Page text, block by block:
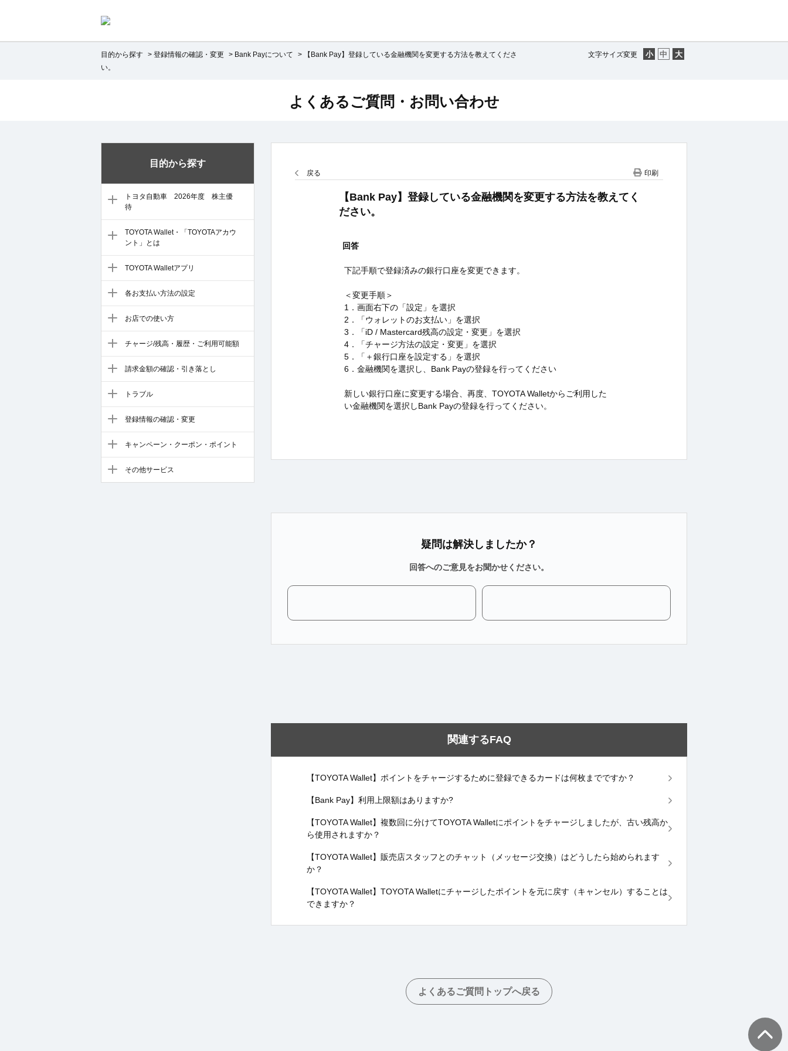
文字サイズ変更
目的から探す > 登録情報の確認・変更 > Bank Payについて >
【Bank Pay】登録している金融機関を変更する方法を教えてくださ
い。
目的から探す
トヨタ自動車 2026年度 株主優
待
TOYOTA Wallet・「TOYOTAアカウ
ント」とは
TOYOTA Walletアプリ
各お支払い方法の設定
お店での使い方
チャージ/残高・履歴・ご利用可能額
請求金額の確認・引き落とし
トラブル
登録情報の確認・変更
キャンペーン・クーポン・ポイント
その他サービス
よくあるご質問・お問い合わせ
戻る 印刷
【Bank Pay】登録している金融機関を変更する方法を教えてく
ださい。
回答
下記手順で登録済みの銀行口座を変更できます。
＜変更手順＞
1．画面右下の「設定」を選択
2．「ウォレットのお支払い」を選択
3．「iD / Mastercard残高の設定・変更」を選択
4．「チャージ方法の設定・変更」を選択
5．「＋銀行口座を設定する」を選択
6．金融機関を選択し、Bank Payの登録を行ってください
新しい銀行口座に変更する場合、再度、TOYOTA Walletからご利用した
い金融機関を選択しBank Payの登録を行ってください。
疑問は解決しましたか？
回答へのご意見をお聞かせください。
関連するFAQ
【TOYOTA Wallet】ポイントをチャージするために登録できるカードは何枚までですか？
【Bank Pay】利用上限額はありますか?
【TOYOTA Wallet】複数回に分けてTOYOTA Walletにポイントをチャージしましたが、古い残高か
ら使用されますか？
【TOYOTA Wallet】販売店スタッフとのチャット（メッセージ交換）はどうしたら始められます
か？
【TOYOTA Wallet】TOYOTA Walletにチャージしたポイントを元に戻す（キャンセル）することは
できますか？
よくあるご質問トップへ戻る
TOPへ